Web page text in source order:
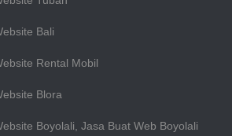
Bali
Rental Mobil
Blora
Boyolali, Jasa Buat Web Boyolali